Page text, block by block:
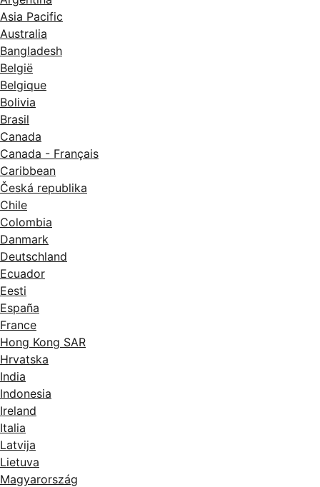
Asia Pacific
Australia
Bangladesh
België
Belgique
Bolivia
Brasil
Canada
Canada - Français
Caribbean
Česká republika
Chile
Colombia
Danmark
Deutschland
Ecuador
Eesti
España
France
Hong Kong SAR
Hrvatska
India
Indonesia
Ireland
Italia
Latvija
Lietuva
Magyarország